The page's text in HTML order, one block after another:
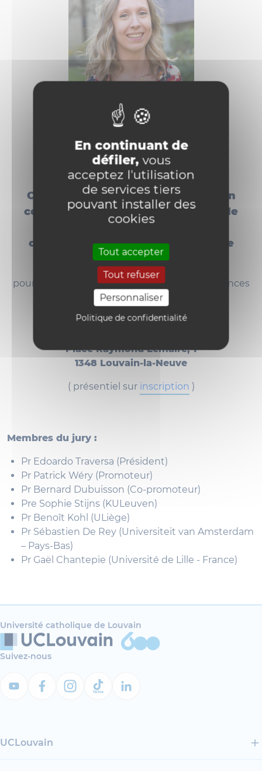
En continuant de
défiler,vous
acceptez l'utilisation
de services tiers
pouvant installer des
cookies
Tout accepter
Tout refuser
Personnaliser
Politique de confidentialité
Céline Hélas
soutiendra publiquement sa dissertation
Choses défectueuses et inexécution
contractuelle. Conditions et effets de
l’imputabilité de l’inexécution
contractuelle causée par une chose
défectueuse.
pour l'obtention du grade de Doctorat en sciences
juridiques
le mardi 21 avril 2026 à 16h
Place Raymond Lemaire, 1
1348 Louvain-la-Neuve
( présentiel sur inscription )
Membres du jury :
Pr Edoardo Traversa (Président)
Pr Patrick Wéry (Promoteur)
Pr Bernard Dubuisson (Co-promoteur)
Pre Sophie Stijns (KULeuven)
Pr Benoît Kohl (ULiège)
Pr Sébastien De Rey (Universiteit van Amsterdam
– Pays-Bas)
Pr Gaël Chantepie (Université de Lille - France)
Université catholique de Louvain
Suivez-nous
UCLouvain